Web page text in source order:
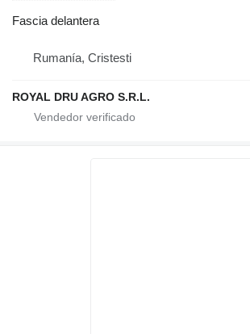
Fascia delantera
Rumanía, Cristesti
ROYAL DRU AGRO S.R.L.